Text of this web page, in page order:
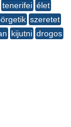
tenerifei élet
szeretet
kijutni drogos